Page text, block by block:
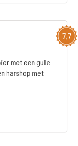
7,7
met een gulle
harshop met